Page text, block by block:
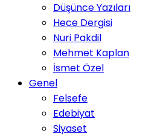
Düşünce Yazıları
Hece Dergisi
Nuri Pakdil
Mehmet Kaplan
İsmet Özel
Genel
Felsefe
Edebiyat
Siyaset